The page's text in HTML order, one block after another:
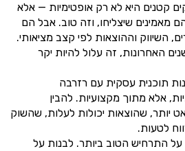
קטנים היא לא רק אופטימיות — אלא
מאמינים שיצליחו, וזה טוב. אבל הם
השיווק וההוצאות לפי קצב מציאותי.
האחרונות, זה עלול להיות יקר
תוכנית עסקית עם רזרבה
אלא מתוך מקצועיות. להבין
יותר, שהוצאות יכולות לעלות, שהשוק
לטעות.
על התרחיש הטוב ביותר. לבנות על